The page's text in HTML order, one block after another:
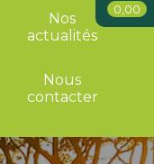
0,00
Nos
actualités
Nous
contacter